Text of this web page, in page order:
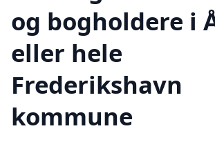
og bogholdere i
eller hele
Frederikshavn
kommune